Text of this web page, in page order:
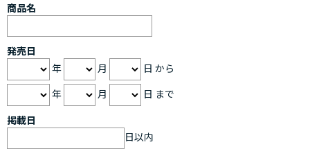
商品名
発売日
年
月
日 から
年
月
日 まで
掲載日
日以内